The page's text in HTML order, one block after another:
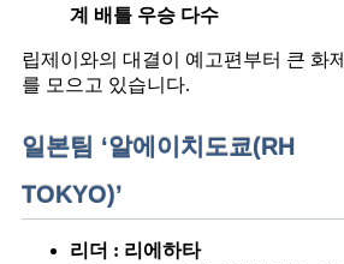
계 배틀 우승 다수
립제이와의 대결이 예고편부터 큰 화제
를 모으고 있습니다.
일본팀 ‘알에이치도쿄(RH
TOKYO)’
리더 : 리에하타